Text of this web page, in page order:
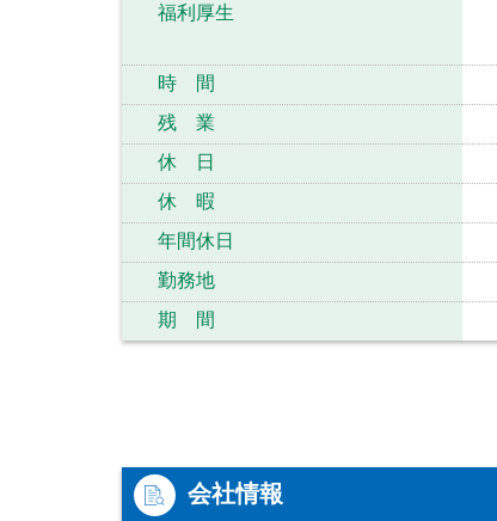
福利厚生
時 間
残 業
休 日
休 暇
年間休日
勤務地
期 間
会社情報